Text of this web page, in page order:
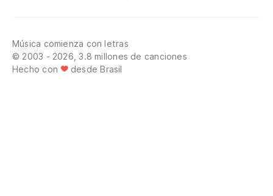
Música comienza con letras
© 2003 - 2026, 3.8 millones de canciones
Hecho con
desde Brasil